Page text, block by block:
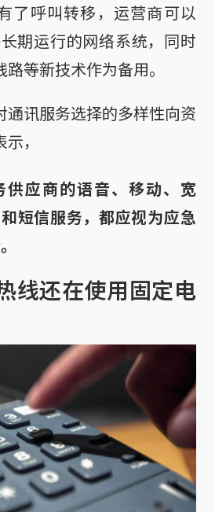
了呼叫转移，运营商可以
期运行的网络系统，同时
等新技术作为备用。
通讯服务选择的多样性向资
，
供应商的语音、移动、宽
短信服务，都应视为应急
线还在使用固定电